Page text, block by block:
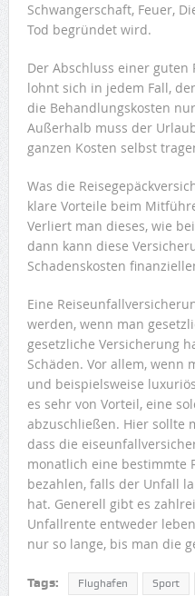
Schwangerschaft, Feuer,
Tod begründet wird.
Der Abschluss einer guten
lohnt sich in jedem Fall,
die Behandlungskosten
Außerhalb muss der
ganzen Kosten selbst
Was die
klare Vorteile beim
Verliert man dieses, wie
dann kann diese
Schadenskosten
Eine
werden, wenn man
gesetzliche Versicherung
Schäden. Vor allem, wenn
und beispielsweise
es sehr von Vorteil, eine
abzuschließen. Hier sollte
dass die
monatlich eine bestimmte
bezahlen, falls der Unfall
hat. Generell gibt es
Unfallrente entweder
nur so lange, bis man die
Tags: Flughafen Sport